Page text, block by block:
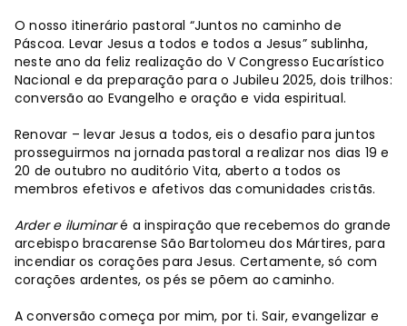
O nosso itinerário pastoral “Juntos no caminho de
Páscoa. Levar Jesus a todos e todos a Jesus” sublinha,
neste ano da feliz realização do V Congresso Eucarístico
Nacional e da preparação para o Jubileu 2025, dois trilhos:
conversão ao Evangelho e oração e vida espiritual.
Renovar – levar Jesus a todos, eis o desafio para juntos
prosseguirmos na jornada pastoral a realizar nos dias 19 e
20 de outubro no auditório Vita, aberto a todos os
membros efetivos e afetivos das comunidades cristãs.
Arder e iluminaré a inspiração que recebemos do grande
arcebispo bracarense São Bartolomeu dos Mártires, para
incendiar os corações para Jesus. Certamente, só com
corações ardentes, os pés se põem ao caminho.
A conversão começa por mim, por ti. Sair, evangelizar e